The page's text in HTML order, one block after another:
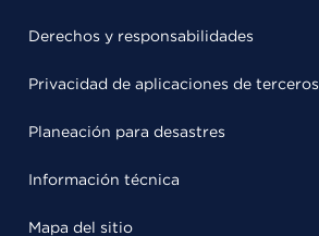
Derechos y responsabilidades
Privacidad de aplicaciones de terceros
Planeación para desastres
Información técnica
Mapa del sitio